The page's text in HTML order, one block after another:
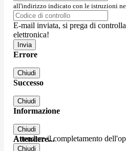
all'indirizzo indicato con le istruzioni
E-mail inviata, si prega di
elettronica!
Errore
Chiudi
Successo
Chiudi
Informazione
Chiudi
Attendere...
Attendere il completamento
Chiudi